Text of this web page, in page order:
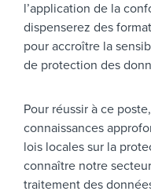
l’application de la
dispenserez des
pour accroître la
de protection des
Pour réussir à ce
connaissances
lois locales sur la
connaître notre
traitement des